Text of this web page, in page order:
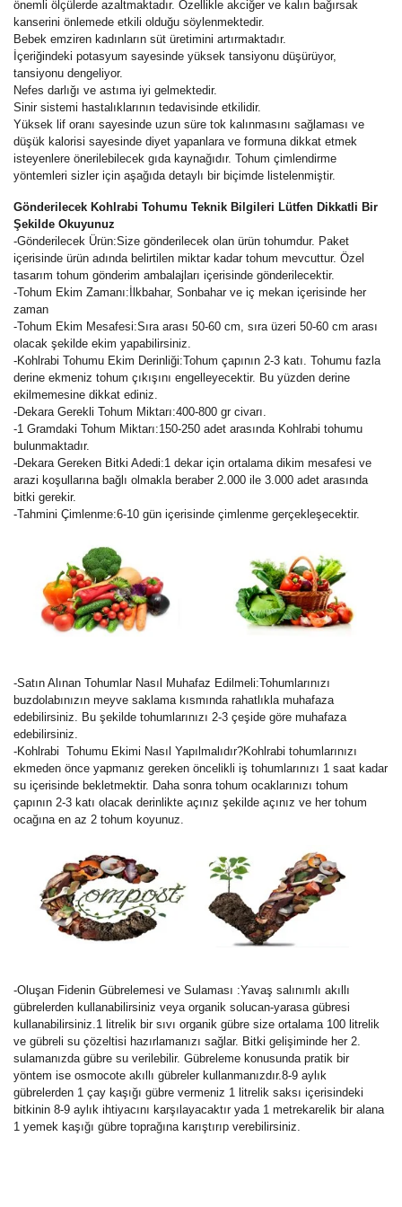
önemli ölçülerde azaltmaktadır. Özellikle akciğer ve kalın bağırsak
kanserini önlemede etkili olduğu söylenmektedir.
Bebek emziren kadınların süt üretimini artırmaktadır.
İçeriğindeki potasyum sayesinde yüksek tansiyonu düşürüyor,
tansiyonu dengeliyor.
Nefes darlığı ve astıma iyi gelmektedir.
Sinir sistemi hastalıklarının tedavisinde etkilidir.
Yüksek lif oranı sayesinde uzun süre tok kalınmasını sağlaması ve
düşük kalorisi sayesinde diyet yapanlara ve formuna dikkat etmek
isteyenlere önerilebilecek gıda kaynağıdır. Tohum çimlendirme
yöntemleri sizler için aşağıda detaylı bir biçimde listelenmiştir.
Gönderilecek Kohlrabi Tohumu Teknik Bilgileri Lütfen Dikkatli Bir
Şekilde Okuyunuz
-Gönderilecek Ürün:Size gönderilecek olan ürün tohumdur. Paket
içerisinde ürün adında belirtilen miktar kadar tohum mevcuttur. Özel
tasarım tohum gönderim ambalajları içerisinde gönderilecektir.
-Tohum Ekim Zamanı:İlkbahar, Sonbahar ve iç mekan içerisinde her
zaman
-Tohum Ekim Mesafesi:Sıra arası 50-60 cm, sıra üzeri 50-60 cm arası
olacak şekilde ekim yapabilirsiniz.
-Kohlrabi Tohumu Ekim Derinliği:Tohum çapının 2-3 katı. Tohumu fazla
derine ekmeniz tohum çıkışını engelleyecektir. Bu yüzden derine
ekilmemesine dikkat ediniz.
-Dekara Gerekli Tohum Miktarı:400-800 gr civarı.
-1 Gramdaki Tohum Miktarı:150-250 adet arasında Kohlrabi tohumu
bulunmaktadır.
-Dekara Gereken Bitki Adedi:1 dekar için ortalama dikim mesafesi ve
arazi koşullarına bağlı olmakla beraber 2.000 ile 3.000 adet arasında
bitki gerekir.
-Tahmini Çimlenme:6-10 gün içerisinde çimlenme gerçekleşecektir.
-Satın Alınan Tohumlar Nasıl Muhafaz Edilmeli:Tohumlarınızı
buzdolabınızın meyve saklama kısmında rahatlıkla muhafaza
edebilirsiniz. Bu şekilde tohumlarınızı 2-3 çeşide göre muhafaza
edebilirsiniz.
-Kohlrabi Tohumu Ekimi Nasıl Yapılmalıdır?Kohlrabi tohumlarınızı
ekmeden önce yapmanız gereken öncelikli iş tohumlarınızı 1 saat kadar
su içerisinde bekletmektir. Daha sonra tohum ocaklarınızı tohum
çapının 2-3 katı olacak derinlikte açınız şekilde açınız ve her tohum
ocağına en az 2 tohum koyunuz.
-Oluşan Fidenin Gübrelemesi ve Sulaması :Yavaş salınımlı akıllı
gübrelerden kullanabilirsiniz veya organik solucan-yarasa gübresi
kullanabilirsiniz.1 litrelik bir sıvı organik gübre size ortalama 100 litrelik
ve gübreli su çözeltisi hazırlamanızı sağlar. Bitki gelişiminde her 2.
sulamanızda gübre su verilebilir. Gübreleme konusunda pratik bir
yöntem ise osmocote akıllı gübreler kullanmanızdır.8-9 aylık
gübrelerden 1 çay kaşığı gübre vermeniz 1 litrelik saksı içerisindeki
bitkinin 8-9 aylık ihtiyacını karşılayacaktır yada 1 metrekarelik bir alana
1 yemek kaşığı gübre toprağına karıştırıp verebilirsiniz.